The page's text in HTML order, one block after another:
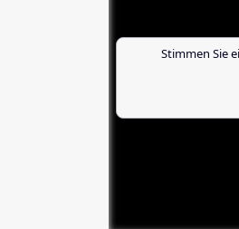
Stimmen Sie